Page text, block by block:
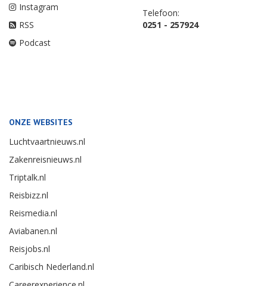
Instagram
RSS
Podcast
Telefoon:
0251 - 257924
ONZE WEBSITES
Luchtvaartnieuws.nl
Zakenreisnieuws.nl
Triptalk.nl
Reisbizz.nl
Reismedia.nl
Aviabanen.nl
Reisjobs.nl
Caribisch Nederland.nl